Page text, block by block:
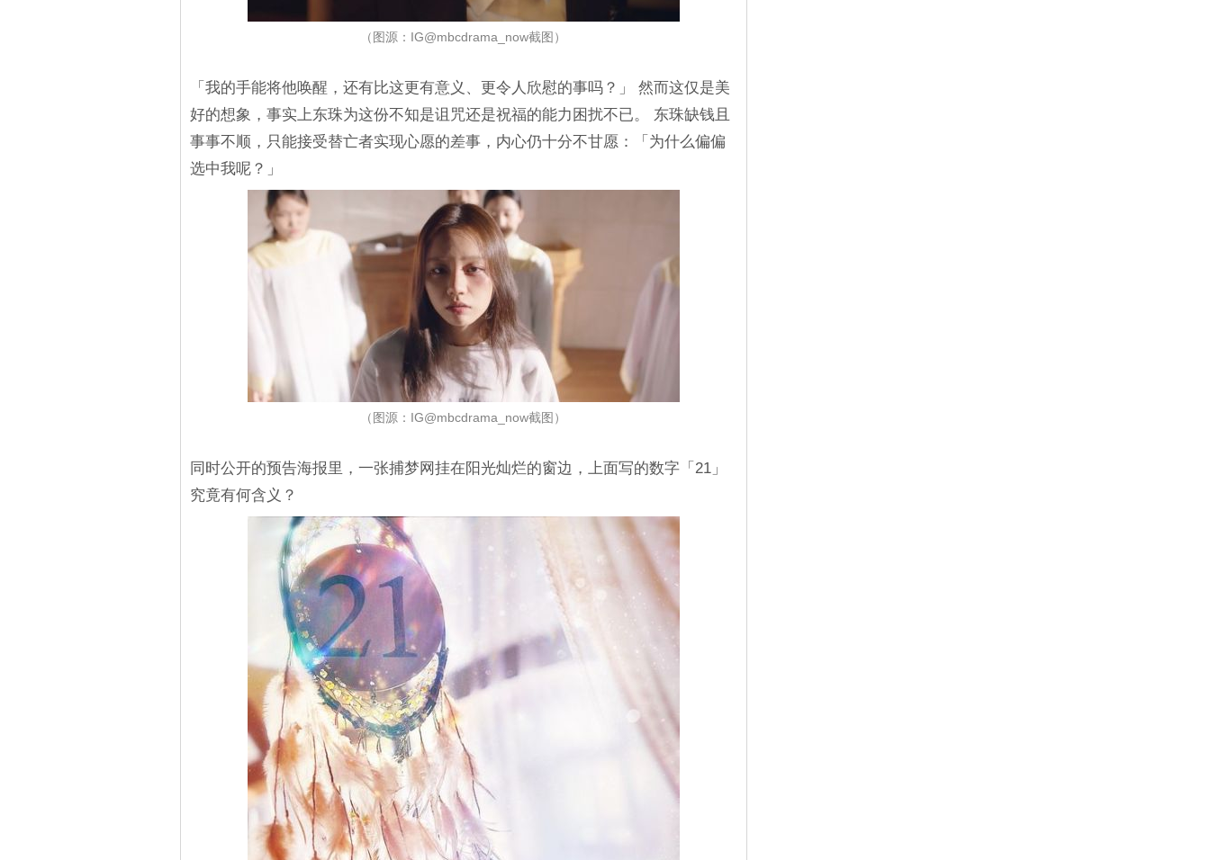
（图源：IG@mbcdrama_now截图）
「我的手能将他唤醒，还有比这更有意义、更令人欣慰的事吗？」 然而这仅是美
好的想象，事实上东珠为这份不知是诅咒还是祝福的能力困扰不已。 东珠缺钱且
事事不顺，只能接受替亡者实现心愿的差事，内心仍十分不甘愿：「为什么偏偏
选中我呢？」
（图源：IG@mbcdrama_now截图）
同时公开的预告海报里，一张捕梦网挂在阳光灿烂的窗边，上面写的数字「21」
究竟有何含义？